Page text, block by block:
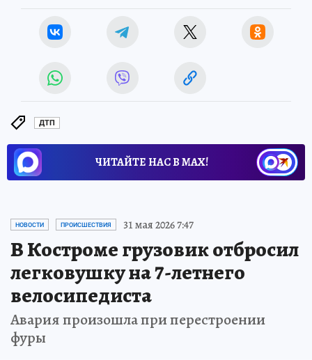
ДТП
ЧИТАЙТЕ НАС В МАХ!
НОВОСТИ ПРОИСШЕСТВИЯ 31 мая 2026 7:47
В Костроме грузовик отбросил
легковушку на 7-летнего
велосипедиста
Авария произошла при перестроении
фуры